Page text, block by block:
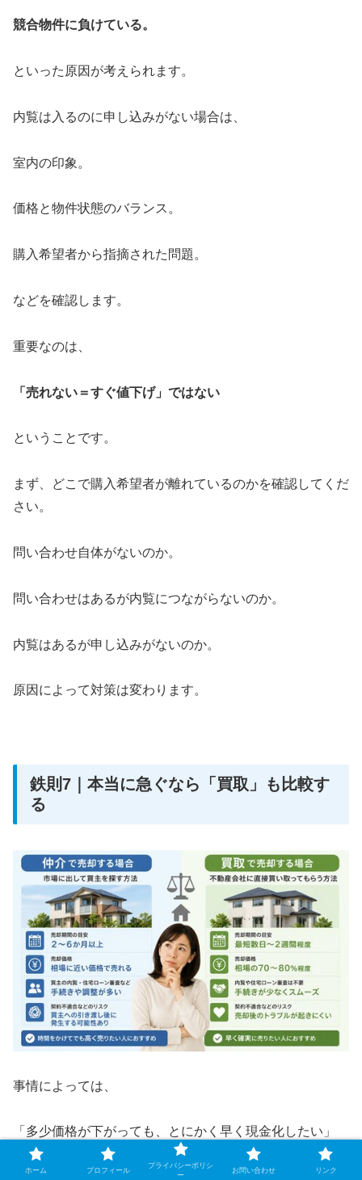
競合物件に負けている。
といった原因が考えられます。
内覧は入るのに申し込みがない場合は、
室内の印象。
価格と物件状態のバランス。
購入希望者から指摘された問題。
などを確認します。
重要なのは、
「売れない＝すぐ値下げ」ではない
ということです。
まず、どこで購入希望者が離れているのかを確認してくだ
さい。
問い合わせ自体がないのか。
問い合わせはあるが内覧につながらないのか。
内覧はあるが申し込みがないのか。
原因によって対策は変わります。
鉄則7｜本当に急ぐなら「買取」も比較す
る
事情によっては、
「多少価格が下がっても、とにかく早く現金化したい」
ホーム プロフィール
プライバシーポリシ
ー
お問い合わせ リンク